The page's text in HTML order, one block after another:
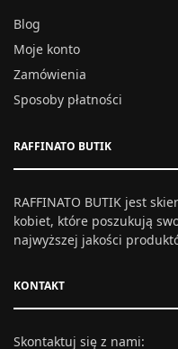
Blog
Moje konto
Zamówienia
Sposoby płatności
RAFFINATO BUTIK
RAFFINATO BUTIK jest
kobiet, które poszukują
najwyższej jakości
KONTAKT
Skontaktuj się z nami: